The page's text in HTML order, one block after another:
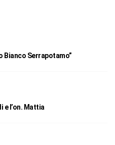
Bianco Serrapotamo”
e l’on. Mattia